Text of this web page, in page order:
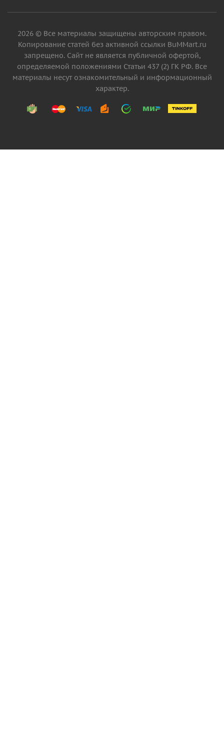
2026 © Все материалы защищены авторским правом.
Копирование статей без активной ссылки BuMMart.ru
запрещено. Сайт не является публичной офертой,
определяемой положениями Статьи 437 (2) ГК РФ. Все
материалы несут ознакомительный и информационный
характер.